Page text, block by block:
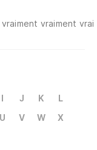
vraiment vrai
I J K
L
U V W
X